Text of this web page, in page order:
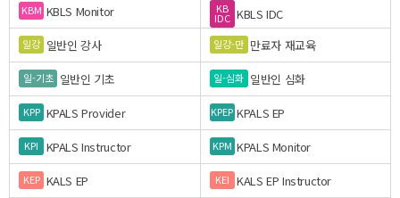
KBM KBLS Monitor KB
IDC KBLS IDC
일강 일반인 강사 일강-만 만료자 재교육
일-기초 일반인 기초 일-심화 일반인 심화
KPP KPALS Provider KPEP KPALS EP
KPI KPALS Instructor KPM KPALS Monitor
KEP KALS EP KEI KALS EP Instructor